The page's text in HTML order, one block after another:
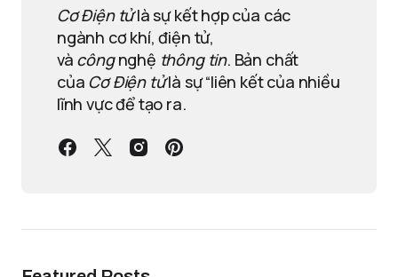
Cơ Điện tửlà sự kết hợp của các
ngành cơ khí, điện tử,
và côngnghệ thông tin. Bản chất
của Cơ Điện tửlà sự “liên kết của nhiều
lĩnh vực để tạo ra.